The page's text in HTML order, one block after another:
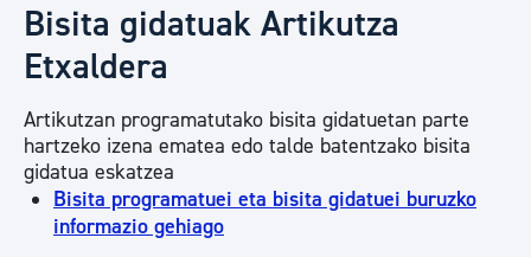
Bisita gidatuak Artikutza
Etxaldera
Artikutzan programatutako bisita gidatuetan parte
hartzeko izena ematea edo talde batentzako bisita
gidatua eskatzea
Bisita programatuei eta bisita gidatuei buruzko
informazio gehiago